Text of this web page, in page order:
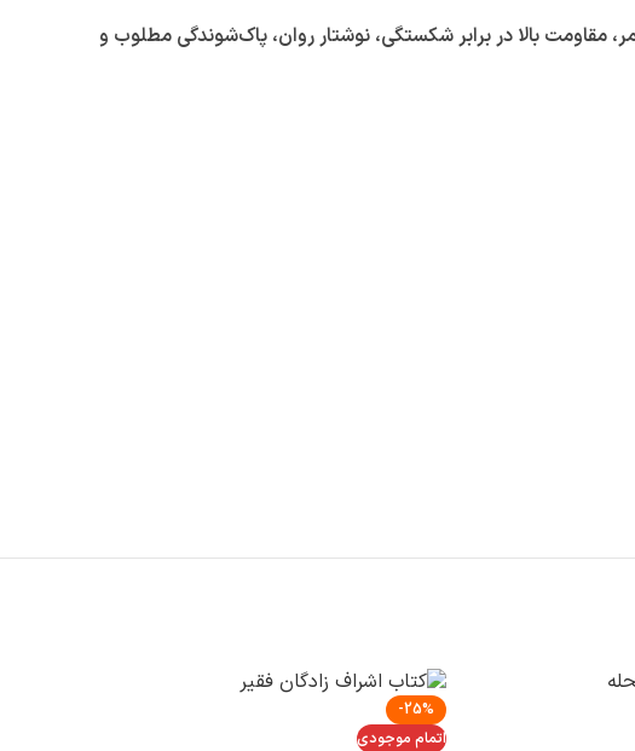
مقاومت بالا در برابر شکستگی، نوشتار روان، پاک‌شوندگی مطلوب و
-25%
اتمام موجودی